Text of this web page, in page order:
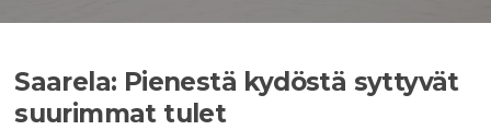
Saarela: Pienestä kydöstä syttyvät
suurimmat tulet